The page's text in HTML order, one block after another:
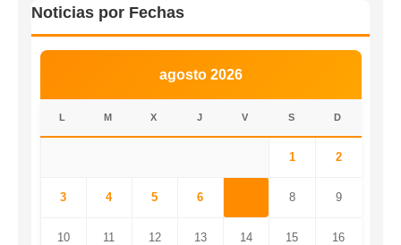
Noticias por Fechas
agosto 2026
L M X J V S D
1 2
3 4 5 6 8 9
10 11 12 13 14 15 16